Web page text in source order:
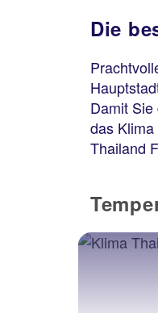
Die
Damit
das
Thailand